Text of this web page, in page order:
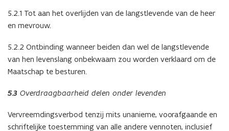
5.2.1 Tot aan het overlijden van de langstlevende van de heer
en mevrouw.
5.2.2 Ontbinding wanneer beiden dan wel de langstlevende
van hen levenslang onbekwaam zou worden verklaard om de
Maatschap te besturen.
5.3 Overdraagbaarheid delen onder levenden
Vervreemdingsverbod tenzij mits unanieme, voorafgaande en
schriftelijke toestemming van alle andere vennoten, inclusief